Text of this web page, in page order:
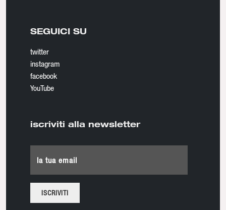
SEGUICI SU
twitter
instagram
facebook
YouTube
iscriviti alla newsletter
la tua email